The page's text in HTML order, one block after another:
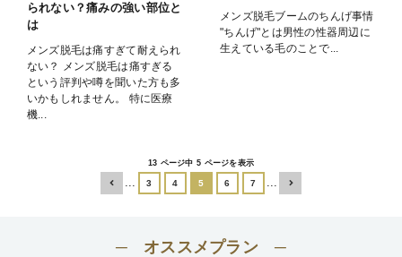
られない？痛みの強い部位と
は
メンズ脱毛は痛すぎて耐えられ
ない？ メンズ脱毛は痛すぎる
という評判や噂を聞いた方も多
いかもしれません。 特に医療
機...
メンズ脱毛ブームのちんげ事情
"ちんげ"とは男性の性器周辺に
生えている毛のことで...
13 ページ中 5 ページを表示
... 3 4 5 6 7 ...
─ オススメプラン ─